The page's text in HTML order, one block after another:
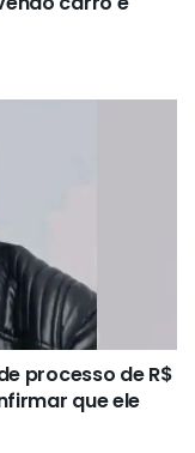
processo de R$
que ele